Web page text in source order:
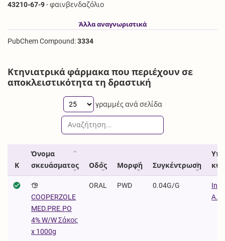
43210-67-9- φαινβενδαζόλιο
Άλλα αναγνωριστικά
PubChem Compound:3334
Κτηνιατρικά φάρμακα που περιέχουν σε
αποκλειστικότητα τη δραστική
γραμμές ανά σελίδα
Κ
Όνομα
σκευάσματος
Οδός Μορφή Συγκέντρωση
COOPERZOLE
MED.PRE.PO
4% W/W Σάκος
x 1000g
ORAL PWD 0.04G/G
Α.Ε.